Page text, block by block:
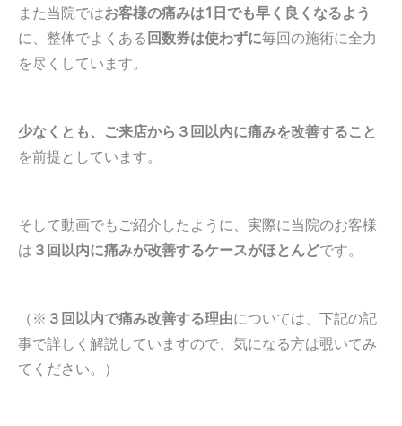
また当院ではお客様の痛みは1日でも早く良くなるよう
に、整体でよくある回数券は使わずに毎回の施術に全力
を尽くしています。
少なくとも、ご来店から３回以内に痛みを改善すること
を前提としています。
そして動画でもご紹介したように、実際に当院のお客様
は ３回以内に痛みが改善するケースがほとんどです。
（※ ３回以内で痛み改善する理由については、下記の記
事で詳しく解説していますので、気になる方は覗いてみ
てください。）